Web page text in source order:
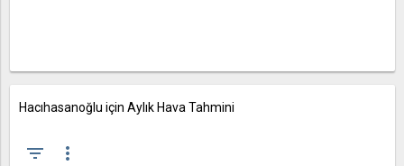
Hacıhasanoğlu için Aylık Hava Tahmini
filter_list more_vert